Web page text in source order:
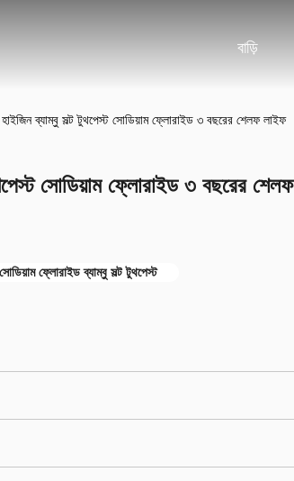
বাড়ি
ব্যাম্বু সল্ট টুথপেস্ট সোডিয়াম ফ্লোরাইড ৩ বছরের শেলফ লাইফ
সোডিয়াম ফ্লোরাইড ৩ বছরের শেলফ
সোডিয়াম ফ্লোরাইড ব্যাম্বু সল্ট টুথপেস্ট